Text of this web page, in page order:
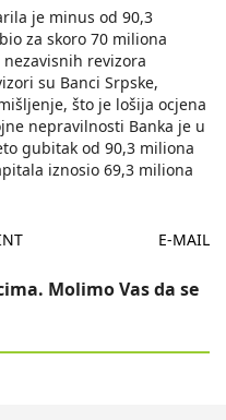
je minus od 90,3
za skoro 70 miliona
revizora
su Banci Srpske,
što je lošija ocjena
nepravilnosti Banka je u
gubitak od 90,3 miliona
iznosio 69,3 miliona
E-MAIL
Molimo Vas da se